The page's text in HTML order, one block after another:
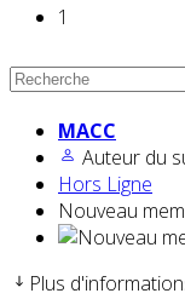
1
MACC
Auteur du
Hors Ligne
Nouveau
Plus